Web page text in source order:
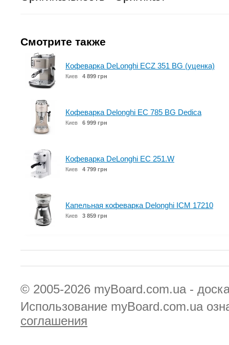
Смотрите также
Кофеварка DeLonghi ECZ 351 BG (уценка)
Киев 4 899 грн
Кофеварка Delonghi EC 785 BG Dedica
Киев 6 999 грн
Кофеварка DeLonghi EC 251.W
Киев 4 799 грн
Капельная кофеварка Delonghi ICM 17210
Киев 3 859 грн
© 2005-2026 myBoard.com.ua -
Использование myBoard.com.ua
соглашения